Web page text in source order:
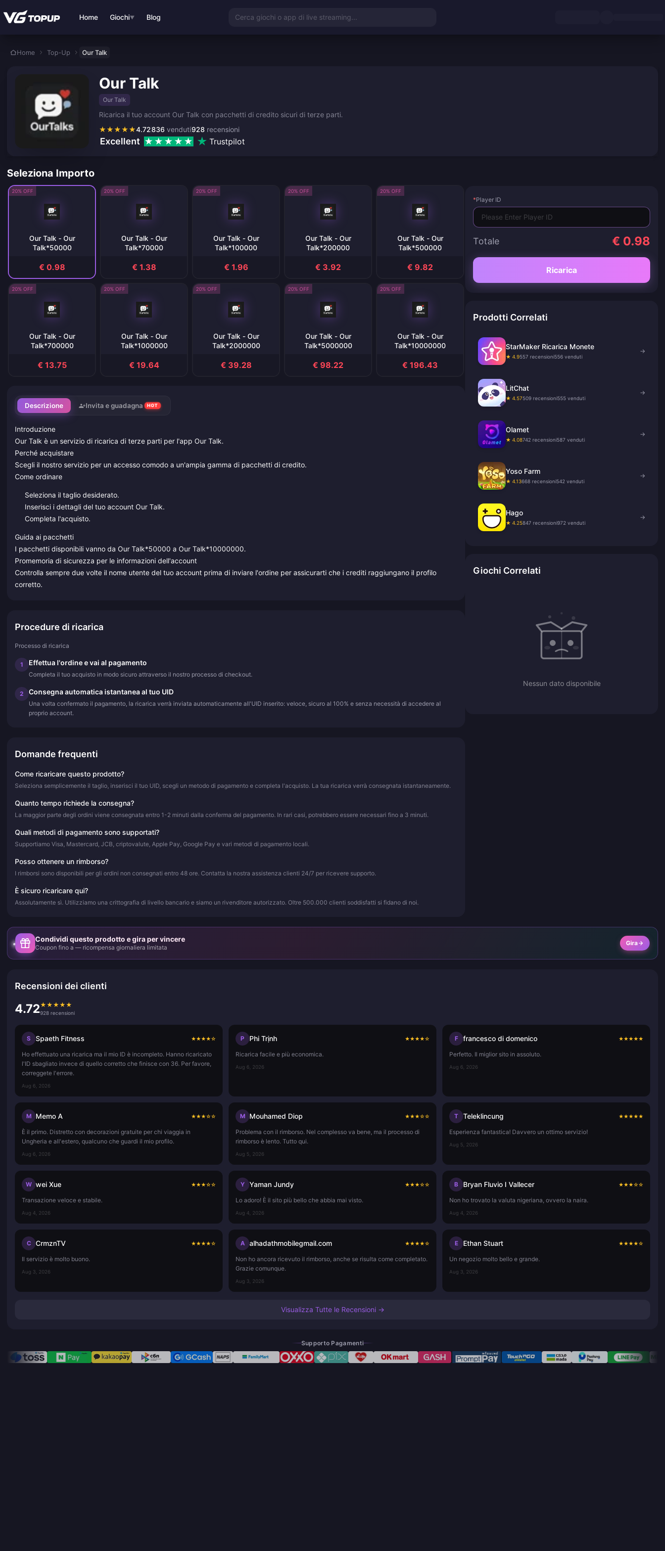
Home Giochi▼ Blog Cerca giochi o app di live streaming...
Home Top-Up Our Talk
Our Talk
Our Talk
Ricarica il tuo account Our Talk con pacchetti di credito sicuri di terze parti.
★★★★★4.72 928 recensioni
836 venduti
Excellent Trustpilot
Seleziona Importo
20% OFF
Our Talk - Our
Talk*50000
€ 0.98
20% OFF
Our Talk - Our
Talk*70000
€ 1.38
20% OFF
Our Talk - Our
Talk*100000
€ 1.96
20% OFF
Our Talk - Our
Talk*200000
€ 3.92
20% OFF
Our Talk - Our
Talk*500000
€ 9.82
20% OFF
Our Talk - Our
Talk*700000
€ 13.75
20% OFF
Our Talk - Our
Talk*1000000
€ 19.64
20% OFF
Our Talk - Our
Talk*2000000
€ 39.28
20% OFF
Our Talk - Our
Talk*5000000
€ 98.22
20% OFF
Our Talk - Our
Talk*10000000
€ 196.43
Descrizione Invita e guadagna HOT
Introduzione
Our Talk è un servizio di ricarica di terze parti per l'app Our Talk.
Perché acquistare
Scegli il nostro servizio per un accesso comodo a un'ampia gamma di pacchetti di credito.
Come ordinare
Seleziona il taglio desiderato.
Inserisci i dettagli del tuo account Our Talk.
Completa l'acquisto.
Guida ai pacchetti
I pacchetti disponibili vanno da Our Talk*50000 a Our Talk*10000000.
Promemoria di sicurezza per le informazioni dell'account
Controlla sempre due volte il nome utente del tuo account prima di inviare l'ordine per assicurarti che i crediti raggiungano il profilo
corretto.
Procedure di ricarica
Processo di ricarica
1 Effettua l'ordine e vai al pagamento
Completa il tuo acquisto in modo sicuro attraverso il nostro processo di checkout.
2 Consegna automatica istantanea al tuo UID
Una volta confermato il pagamento, la ricarica verrà inviata automaticamente all'UID inserito: veloce, sicuro al 100% e senza necessità di accedere al
proprio account.
Domande frequenti
Come ricaricare questo prodotto?
Seleziona semplicemente il taglio, inserisci il tuo UID, scegli un metodo di pagamento e completa l'acquisto. La tua ricarica verrà consegnata istantaneamente.
Quanto tempo richiede la consegna?
La maggior parte degli ordini viene consegnata entro 1-2 minuti dalla conferma del pagamento. In rari casi, potrebbero essere necessari fino a 3 minuti.
Quali metodi di pagamento sono supportati?
Supportiamo Visa, Mastercard, JCB, criptovalute, Apple Pay, Google Pay e vari metodi di pagamento locali.
Posso ottenere un rimborso?
I rimborsi sono disponibili per gli ordini non consegnati entro 48 ore. Contatta la nostra assistenza clienti 24/7 per ricevere supporto.
È sicuro ricaricare qui?
Assolutamente sì. Utilizziamo una crittografia di livello bancario e siamo un rivenditore autorizzato. Oltre 500.000 clienti soddisfatti si fidano di noi.
*Player ID
Totale € 0.98
Ricarica
Prodotti Correlati
StarMaker Ricarica Monete
★ 4.9557 recensioni556 venduti
→
LitChat
★ 4.57509 recensioni555 venduti
→
Olamet
★ 4.08742 recensioni587 venduti
→
Yoso Farm
★ 4.13668 recensioni542 venduti
→
Hago
★ 4.25847 recensioni972 venduti
→
Giochi Correlati
Nessun dato disponibile
Condividi questo prodotto e gira per vincere
Coupon fino a — ricompensa giornaliera limitata
Gira
Recensioni dei clienti
4.72★ ★ ★ ★ ★
928 recensioni
S Spaeth Fitness ★★★★☆
Ho effettuato una ricarica ma il mio ID è incompleto. Hanno ricaricato
l'ID sbagliato invece di quello corretto che finisce con 36. Per favore,
correggete l'errore.
Aug 6, 2026
P Phi Trịnh ★★★★☆
Ricarica facile e più economica.
Aug 6, 2026
F francesco di domenico ★★★★★
Perfetto. Il miglior sito in assoluto.
Aug 6, 2026
M Memo A ★★★☆☆
È il primo. Distretto con decorazioni gratuite per chi viaggia in
Ungheria e all'estero, qualcuno che guardi il mio profilo.
Aug 6, 2026
M Mouhamed Diop ★★★☆☆
Problema con il rimborso. Nel complesso va bene, ma il processo di
rimborso è lento. Tutto qui.
Aug 5, 2026
T Teleklincung ★★★★★
Esperienza fantastica! Davvero un ottimo servizio!
Aug 5, 2026
W wei Xue ★★★☆☆
Transazione veloce e stabile.
Aug 4, 2026
Y Yaman Jundy ★★★☆☆
Lo adoro! È il sito più bello che abbia mai visto.
Aug 4, 2026
B Bryan Fluvio I Vallecer ★★★☆☆
Non ho trovato la valuta nigeriana, ovvero la naira.
Aug 4, 2026
C CrmznTV ★★★★☆
Il servizio è molto buono.
Aug 3, 2026
A alhadathmobilegmail.com ★★★★☆
Non ho ancora ricevuto il rimborso, anche se risulta come completato.
Grazie comunque.
Aug 3, 2026
E Ethan Stuart ★★★★☆
Un negozio molto bello e grande.
Aug 3, 2026
Visualizza Tutte le Recensioni →
Supporto Pagamenti